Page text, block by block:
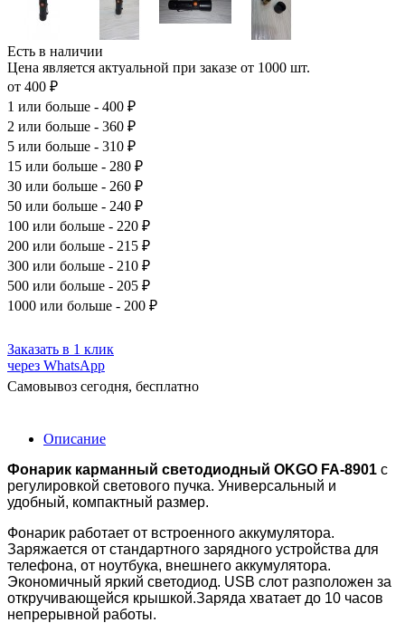
Есть в наличии
Цена является актуальной при заказе от 1000 шт.
от 400 ₽
1 или больше - 400 ₽
2 или больше - 360 ₽
5 или больше - 310 ₽
15 или больше - 280 ₽
30 или больше - 260 ₽
50 или больше - 240 ₽
100 или больше - 220 ₽
200 или больше - 215 ₽
300 или больше - 210 ₽
500 или больше - 205 ₽
1000 или больше - 200 ₽
Заказать в 1 клик
через WhatsApp
Самовывоз сегодня, бесплатно
Описание
Фонарик карманный светодиодный OKGO FA-8901 с
регулировкой светового пучка. Универсальный и
удобный, компактный размер.
Фонарик работает от встроенного аккумулятора.
Заряжается от стандартного зарядного устройства для
телефона, от ноутбука, внешнего аккумулятора.
Экономичный яркий светодиод. USB слот разположен за
откручивающейся крышкой.Заряда хватает до 10 часов
непрерывной работы.